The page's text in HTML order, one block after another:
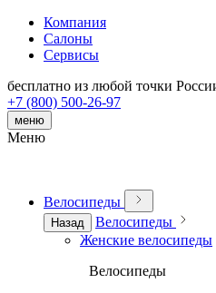
Компания
Салоны
Сервисы
бесплатно из любой точки
+7 (800) 500-26-97
меню
Меню
Велосипеды
Назад
Велосипеды
Женские велосипеды
Велосипеды